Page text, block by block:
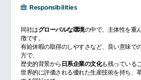
Responsibilities
同社はグローバルな環境の中で、主体性を重
徴です。
有給休暇の取得のしやすさなど、良い意味で
方で、
歴史的背景から 日系企業の文化も残っている
世界的に評価される優れた生産技術を持ち、